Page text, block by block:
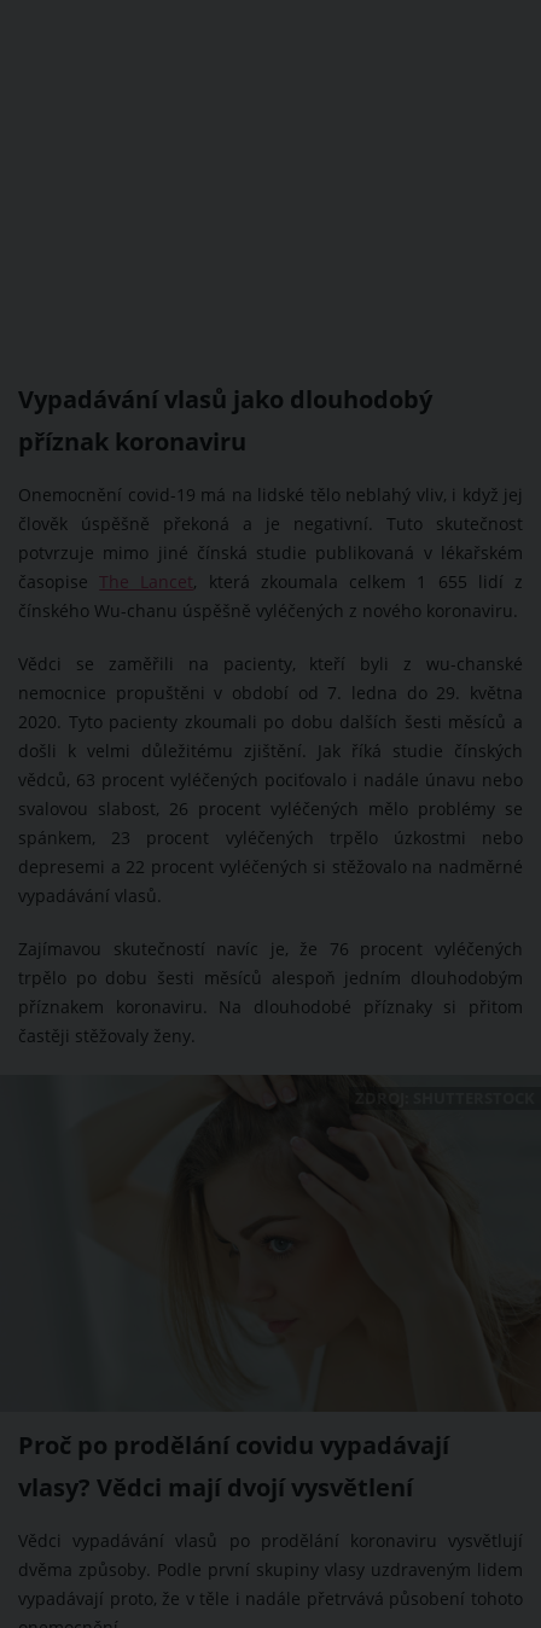
Vypadávání vlasů jako dlouhodobý
příznak koronaviru
Onemocnění covid-19 má na lidské tělo neblahý vliv, i když jej
člověk úspěšně překoná a je negativní. Tuto skutečnost
potvrzuje mimo jiné čínská studie publikovaná v lékařském
časopiseThe Lancet, která zkoumala celkem 1 655 lidí z
čínského Wu-chanu úspěšně vyléčených z nového koronaviru.
Vědci se zaměřili na pacienty, kteří byli z wu-chanské
nemocnice propuštěni v období od 7. ledna do 29. května
2020. Tyto pacienty zkoumali po dobu dalších šesti měsíců a
došli k velmi důležitému zjištění. Jak říká studie čínských
vědců, 63 procent vyléčených pociťovalo i nadále únavu nebo
svalovou slabost, 26 procent vyléčených mělo problémy se
spánkem, 23 procent vyléčených trpělo úzkostmi nebo
depresemi a 22 procent vyléčených si stěžovalo na nadměrné
vypadávání vlasů.
Zajímavou skutečností navíc je, že 76 procent vyléčených
trpělo po dobu šesti měsíců alespoň jedním dlouhodobým
příznakem koronaviru. Na dlouhodobé příznaky si přitom
častěji stěžovaly ženy.
Proč po prodělání covidu vypadávají
vlasy? Vědci mají dvojí vysvětlení
Vědci vypadávání vlasů po prodělání koronaviru vysvětlují
dvěma způsoby. Podle první skupiny vlasy uzdraveným lidem
vypadávají proto, že v těle i nadále přetrvává působení tohoto